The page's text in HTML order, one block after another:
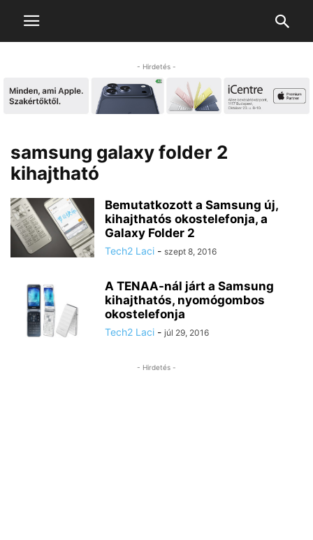
- Hirdetés -
samsung galaxy folder 2
kihajtható
Bemutatkozott a Samsung új,
kihajthatós okostelefonja, a
Galaxy Folder 2
Tech2 Laci - szept 8, 2016
A TENAA-nál járt a Samsung
kihajthatós, nyomógombos
okostelefonja
Tech2 Laci - júl 29, 2016
- Hirdetés -